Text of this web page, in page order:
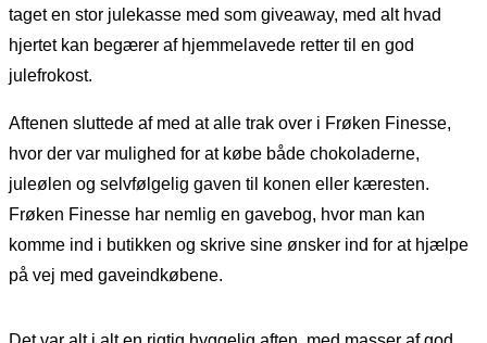
taget en stor julekasse med som giveaway, med alt hvad
hjertet kan begærer af hjemmelavede retter til en god
julefrokost.
Aftenen sluttede af med at alle trak over i Frøken Finesse,
hvor der var mulighed for at købe både chokoladerne,
juleølen og selvfølgelig gaven til konen eller kæresten.
Frøken Finesse har nemlig en gavebog, hvor man kan
komme ind i butikken og skrive sine ønsker ind for at hjælpe
på vej med gaveindkøbene.